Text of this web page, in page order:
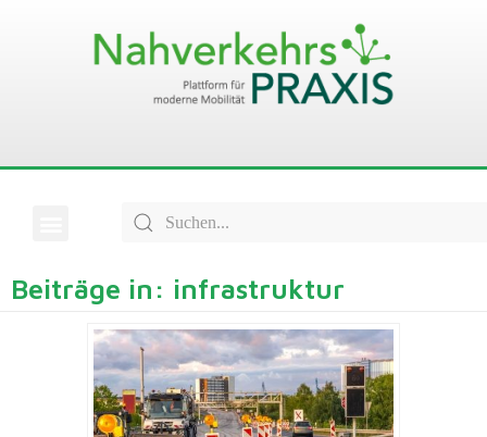
Beiträge in: infrastruktur